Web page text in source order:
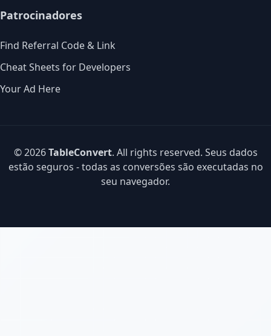
Patrocinadores
Find Referral Code & Link
Cheat Sheets for Developers
Your Ad Here
© 2026TableConvert. All rights reserved. Seus dados
estão seguros - todas as conversões são executadas no
seu navegador.